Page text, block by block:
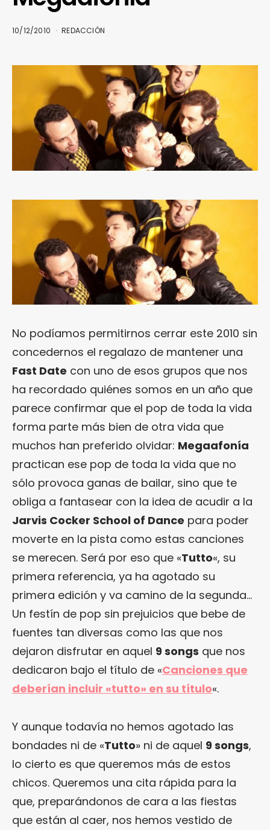
10/12/2010 REDACCIÓN
No podíamos permitirnos cerrar este 2010 sin
concedernos el regalazo de mantener una
Fast Date con uno de esos grupos que nos
ha recordado quiénes somos en un año que
parece confirmar que el pop de toda la vida
forma parte más bien de otra vida que
muchos han preferido olvidar: Megaafonía
practican ese pop de toda la vida que no
sólo provoca ganas de bailar, sino que te
obliga a fantasear con la idea de acudir a la
Jarvis Cocker School of Dance para poder
moverte en la pista como estas canciones
se merecen. Será por eso que «Tutto«, su
primera referencia, ya ha agotado su
primera edición y va camino de la segunda…
Un festín de pop sin prejuicios que bebe de
fuentes tan diversas como las que nos
dejaron disfrutar en aquel 9 songs que nos
dedicaron bajo el título de «Canciones que
deberían incluir «tutto» en su título«.
Y aunque todavía no hemos agotado las
bondades ni de «Tutto» ni de aquel 9 songs,
lo cierto es que queremos más de estos
chicos. Queremos una cita rápida para la
que, preparándonos de cara a las fiestas
que están al caer, nos hemos vestido de